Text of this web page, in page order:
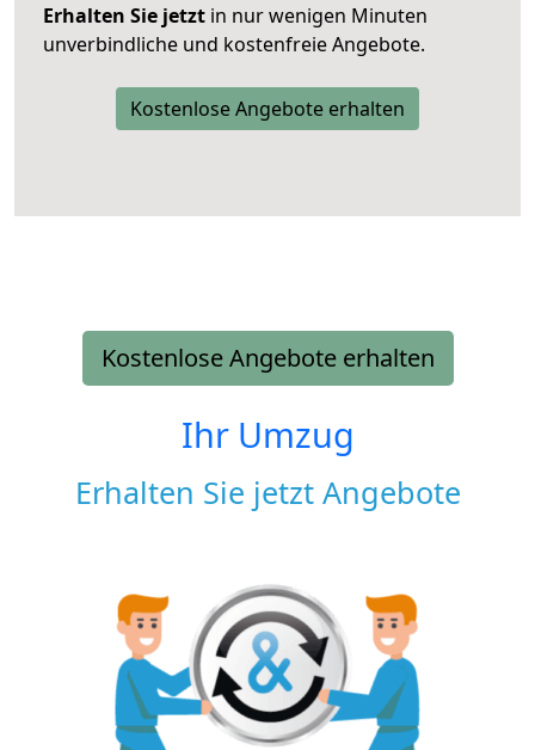
Erhalten Sie jetzt in nur wenigen Minuten
unverbindliche und kostenfreie Angebote.
Kostenlose Angebote erhalten
Kostenlose Angebote erhalten
Ihr Umzug
Erhalten Sie jetzt Angebote